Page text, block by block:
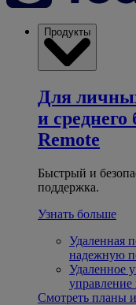
Продукты
Для
и среднего
Remote
Быстрый и
поддержка.
Узнать больше
Удаленная
надежную
Удаленное
Смотреть планы